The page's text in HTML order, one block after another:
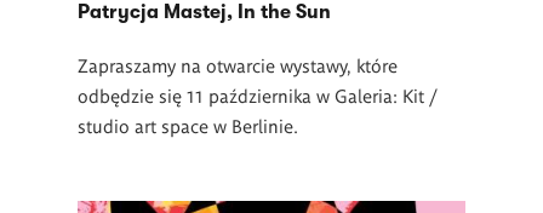
Patrycja Mastej, In the Sun
Zapraszamy na otwarcie wystawy, które
odbędzie się 11 października w Galeria: Kit /
studio art space w Berlinie.